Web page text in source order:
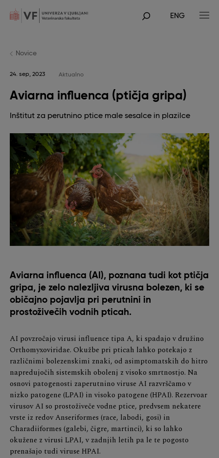
mainPOJDI
ENG
Novice
24. sep, 2023 Aktualno
Aviarna influenca (ptičja gripa)
Inštitut za perutnino ptice male sesalce in plazilce
Aviarna influenca (AI), poznana tudi kot ptičja
gripa, je zelo nalezljiva virusna bolezen, ki se
običajno pojavlja pri perutnini in
prostoživečih vodnih pticah.
AI povzročajo virusi influence tipa A, ki spadajo v družino
Orthomyxoviridae. Okužbe pri pticah lahko potekajo z
različnimi bolezenskimi znaki, od asimptomatskih do hitro
napredujočih sistemskih obolenj z visoko smrtnostjo. Na
osnovi patogenosti zaperutnino viruse AI razvrščamo v
nizko patogene (LPAI) in visoko patogene (HPAI). Rezervoar
virusov AI so prostoživeče vodne ptice, predvsem nekatere
vrste iz redov Anseriformes (race, labodi, gosi) in
Charadiiformes (galebi, čigre, martinci), ki so lahko
okužene z virusi LPAI, v zadnjih letih pa le te pogosto
prenašajo tudi viruse HPAI.